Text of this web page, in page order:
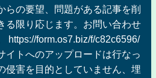
らの要望、問題がある記事を削
る限り応じます。お問い合わせ
https://form.os7.biz/f/c82c6596/
イトへのアップロードは行なっ
侵害を目的としていません、埋